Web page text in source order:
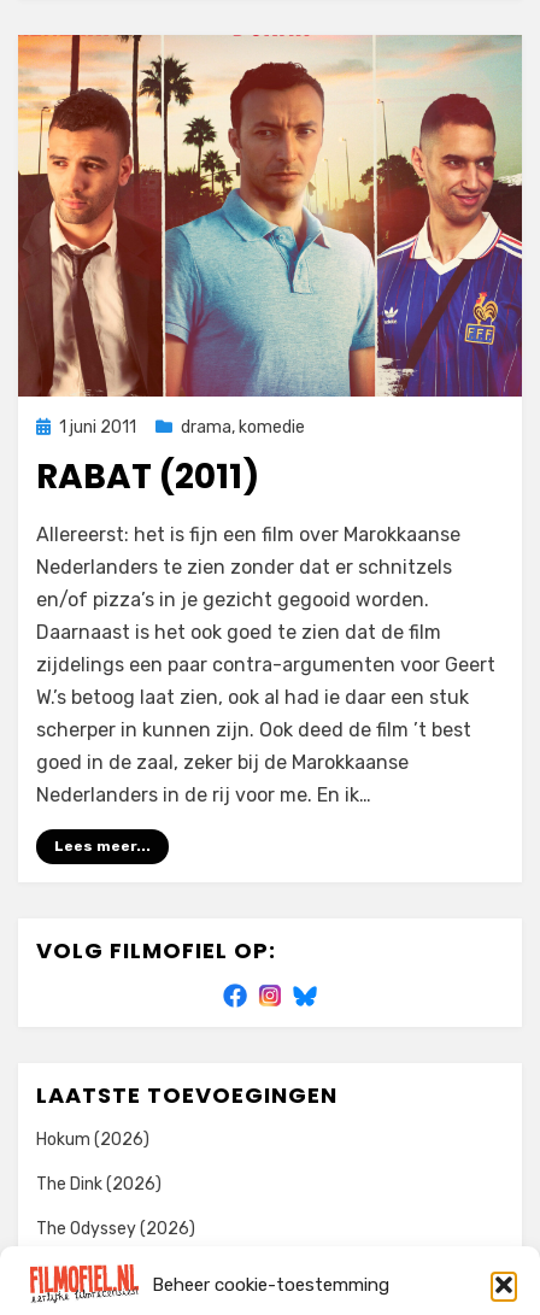
Beheer cookie-toestemming
Geplaatst
1 juni 2011 drama, komedie
RABAT (2011)
Filmofiel.nl
Laat een reactie achter
op
(2011)
Allereerst: het is fijn een film over Marokkaanse
Nederlanders te zien zonder dat er schnitzels
en/of pizza’s in je gezicht gegooid worden.
Daarnaast is het ook goed te zien dat de film
zijdelings een paar contra-argumenten voor Geert
W.’s betoog laat zien, ook al had ie daar een stuk
scherper in kunnen zijn. Ook deed de film ’t best
goed in de zaal, zeker bij de Marokkaanse
Nederlanders in de rij voor me. En ik…
Lees meer...
VOLG FILMOFIEL OP:
LAATSTE TOEVOEGINGEN
Hokum (2026)
The Dink (2026)
The Odyssey (2026)
Evil Dead Burn (2026)